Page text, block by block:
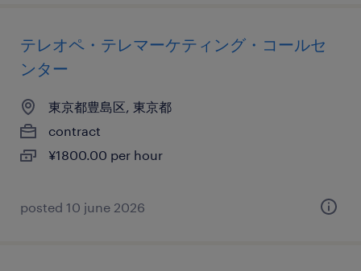
テレオペ・テレマーケティング・コールセ
ンター
東京都豊島区, 東京都
contract
¥1800.00 per hour
posted 10 june 2026